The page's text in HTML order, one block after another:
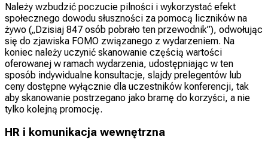
Należy wzbudzić poczucie pilności i wykorzystać efekt
społecznego dowodu słuszności za pomocą liczników na
żywo („Dzisiaj 847 osób pobrało ten przewodnik”), odwołując
się do zjawiska FOMO związanego z wydarzeniem. Na
koniec należy uczynić skanowanie częścią wartości
oferowanej w ramach wydarzenia, udostępniając w ten
sposób indywidualne konsultacje, slajdy prelegentów lub
ceny dostępne wyłącznie dla uczestników konferencji, tak
aby skanowanie postrzegano jako bramę do korzyści, a nie
tylko kolejną promocję.
HR i komunikacja wewnętrzna